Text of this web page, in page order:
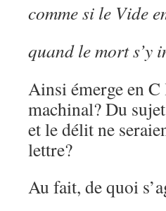
comme si le Vide
quand le mort s’y
Ainsi émerge en C
machinal? Du
et le délit ne
lettre?
Au fait, de quoi